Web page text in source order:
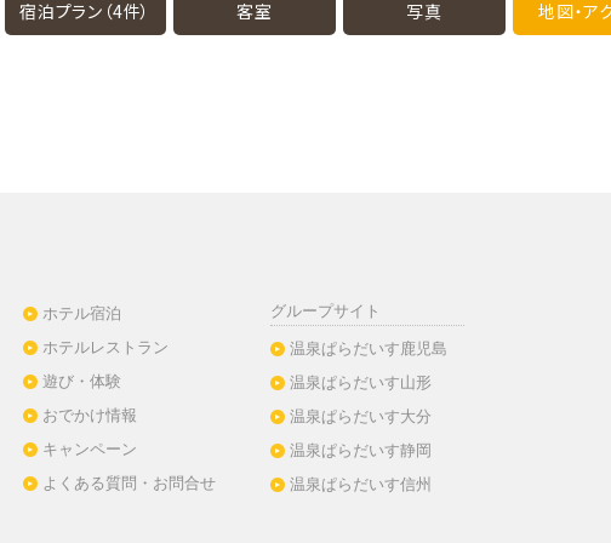
宿泊プラン（4件） 客室 写真 地図・ア
ホテル宿泊
ホテルレストラン
遊び・体験
おでかけ情報
キャンペーン
よくある質問・お問合せ
グループサイト
温泉ぱらだいす鹿児島
温泉ぱらだいす山形
温泉ぱらだいす大分
温泉ぱらだいす静岡
温泉ぱらだいす信州